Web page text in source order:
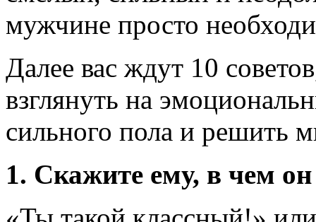
мужчине просто
Далее вас ждут 10
взглянуть на
сильного пола и решить
1. Скажите ему, в чем